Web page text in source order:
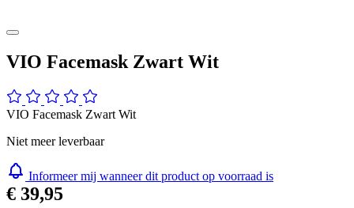
VIO Facemask Zwart Wit
VIO Facemask Zwart Wit
Niet meer leverbaar
Informeer mij wanneer dit product op voorraad is
€ 39,95